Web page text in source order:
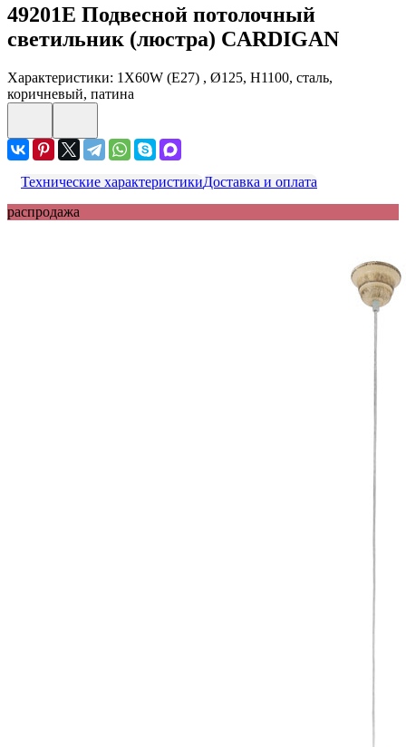
49201E Подвесной потолочный
светильник (люстра) CARDIGAN
Характеристики: 1X60W (E27) , Ø125, H1100, сталь,
коричневый, патина
Технические характеристикиДоставка и оплата
распродажа